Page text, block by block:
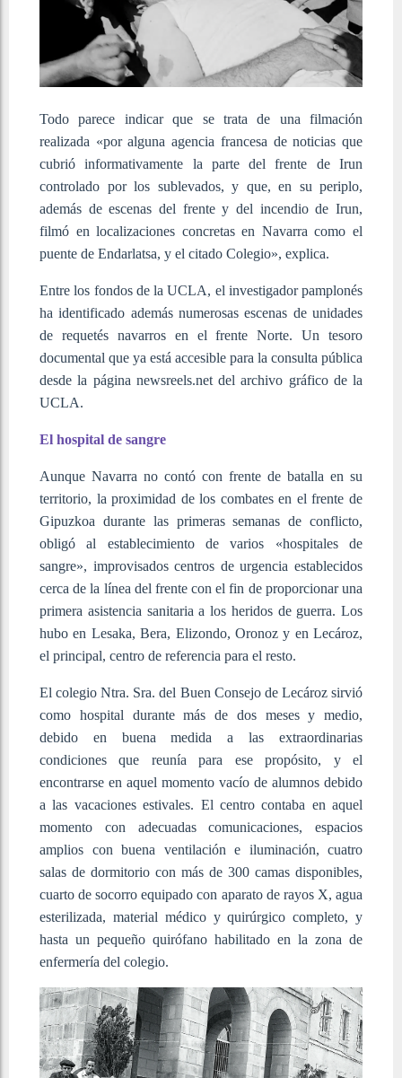
Todo parece indicar que se trata de una filmación
realizada «por alguna agencia francesa de noticias que
cubrió informativamente la parte del frente de Irun
controlado por los sublevados, y que, en su periplo,
además de escenas del frente y del incendio de Irun,
filmó en localizaciones concretas en Navarra como el
puente de Endarlatsa, y el citado Colegio», explica.
Entre los fondos de la UCLA, el investigador pamplonés
ha identificado además numerosas escenas de unidades
de requetés navarros en el frente Norte. Un tesoro
documental que ya está accesible para la consulta pública
desde la página newsreels.net del archivo gráfico de la
UCLA.
El hospital de sangre
Aunque Navarra no contó con frente de batalla en su
territorio, la proximidad de los combates en el frente de
Gipuzkoa durante las primeras semanas de conflicto,
obligó al establecimiento de varios «hospitales de
sangre», improvisados centros de urgencia establecidos
cerca de la línea del frente con el fin de proporcionar una
primera asistencia sanitaria a los heridos de guerra. Los
hubo en Lesaka, Bera, Elizondo, Oronoz y en Lecároz,
el principal, centro de referencia para el resto.
El colegio Ntra. Sra. del Buen Consejo de Lecároz sirvió
como hospital durante más de dos meses y medio,
debido en buena medida a las extraordinarias
condiciones que reunía para ese propósito, y el
encontrarse en aquel momento vacío de alumnos debido
a las vacaciones estivales. El centro contaba en aquel
momento con adecuadas comunicaciones, espacios
amplios con buena ventilación e iluminación, cuatro
salas de dormitorio con más de 300 camas disponibles,
cuarto de socorro equipado con aparato de rayos X, agua
esterilizada, material médico y quirúrgico completo, y
hasta un pequeño quirófano habilitado en la zona de
enfermería del colegio.